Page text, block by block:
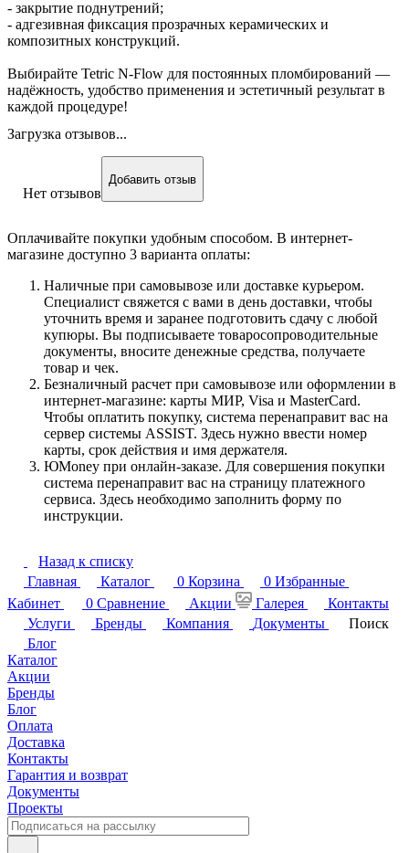
- закрытие поднутрений;
- адгезивная фиксация прозрачных керамических и
композитных конструкций.
Выбирайте Tetric N‑Flow для постоянных пломбирований —
надёжность, удобство применения и эстетичный результат в
каждой процедуре!
Загрузка отзывов...
Нет отзывов
Добавить отзыв
Оплачивайте покупки удобным способом. В интернет-
магазине доступно 3 варианта оплаты:
Наличные при самовывозе или доставке курьером.
Специалист свяжется с вами в день доставки, чтобы
уточнить время и заранее подготовить сдачу с любой
купюры. Вы подписываете товаросопроводительные
документы, вносите денежные средства, получаете
товар и чек.
Безналичный расчет при самовывозе или оформлении в
интернет-магазине: карты МИР, Visa и MasterCard.
Чтобы оплатить покупку, система перенаправит вас на
сервер системы ASSIST. Здесь нужно ввести номер
карты, срок действия и имя держателя.
ЮMoney при онлайн-заказе. Для совершения покупки
система перенаправит вас на страницу платежного
сервиса. Здесь необходимо заполнить форму по
инструкции.
Назад к списку
Главная
Каталог 0 Корзина 0 Избранные
Кабинет
0 Сравнение Акции Галерея
Контакты
Услуги
Бренды Компания Документы
Поиск
Блог
Каталог
Акции
Бренды
Блог
Оплата
Доставка
Контакты
Гарантия и возврат
Документы
Проекты